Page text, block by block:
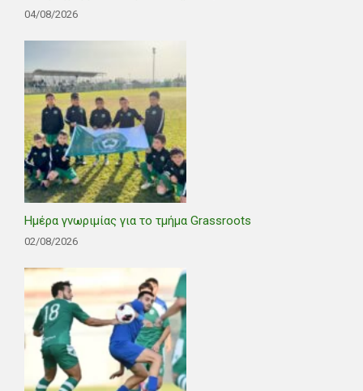
04/08/2026
Ημέρα γνωριμίας για το τμήμα Grassroots
02/08/2026